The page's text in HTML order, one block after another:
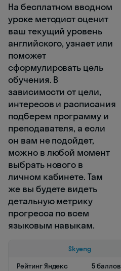
На бесплатном вводном
уроке методист оценит
ваш текущий уровень
английского, узнает или
поможет
сформулировать цель
обучения. В
зависимости от цели,
интересов и расписания
подберем программу и
преподавателя, а если
он вам не подойдет,
можно в любой момент
выбрать нового в
личном кабинете. Там
же вы будете видеть
детальную метрику
прогресса по всем
языковым навыкам.
Skyeng
Рейтинг Яндекс
5 баллов